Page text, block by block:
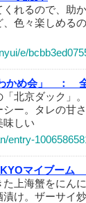
れるので、助
色々楽しめる
e/
かめ会」 ：
北京ダック」
シー。タレの
味しい
entry-
マイブーム
上海蟹をにん
け。ザーサイ